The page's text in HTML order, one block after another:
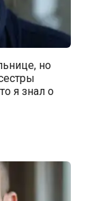
но
я знал о